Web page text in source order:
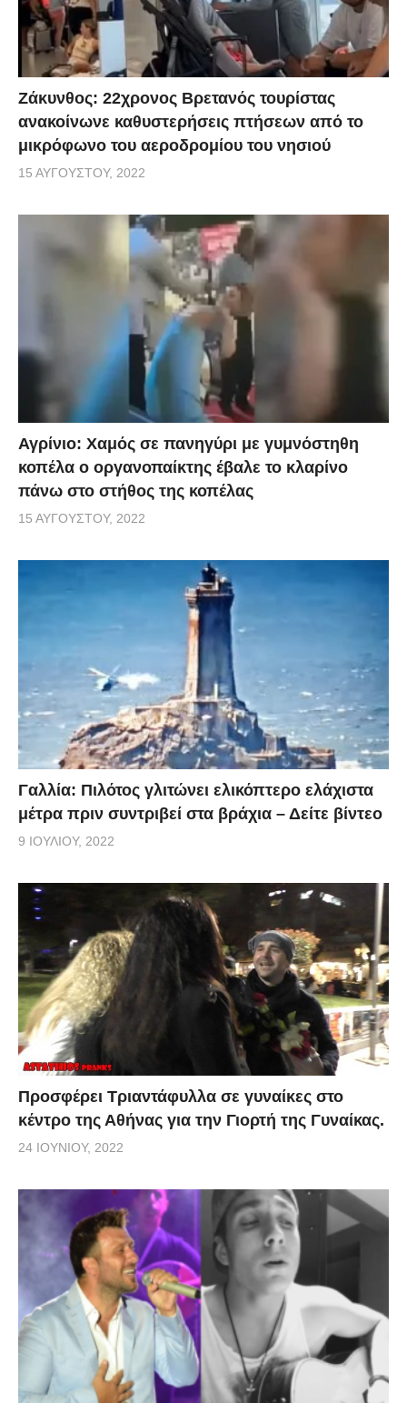
Ζάκυνθος: 22χρονος Βρετανός τουρίστας
ανακοίνωνε καθυστερήσεις πτήσεων από το
μικρόφωνο του αεροδρομίου του νησιού
15 ΑΥΓΟΎΣΤΟΥ, 2022
Αγρίνιο: Χαμός σε πανηγύρι με γυμνόστηθη
κοπέλα ο οργανοπαίκτης έβαλε το κλαρίνο
πάνω στο στήθος της κοπέλας
15 ΑΥΓΟΎΣΤΟΥ, 2022
Γαλλία: Πιλότος γλιτώνει ελικόπτερο ελάχιστα
μέτρα πριν συντριβεί στα βράχια – Δείτε βίντεο
9 ΙΟΥΛΊΟΥ, 2022
Προσφέρει Τριαντάφυλλα σε γυναίκες στο
κέντρο της Αθήνας για την Γιορτή της Γυναίκας.
24 ΙΟΥΝΊΟΥ, 2022